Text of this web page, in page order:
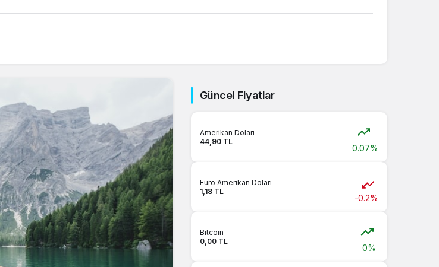
Güncel Fiyatlar
Amerikan Doları
44,90 TL
0.07%
Euro Amerikan Doları
1,18 TL
-0.2%
Bitcoin
0,00 TL
0%